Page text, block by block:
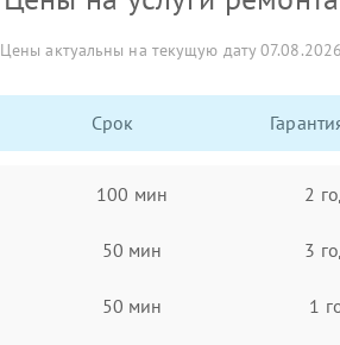
Цены актуальны на текущую дату 07.08.2026
Срок
100 мин 2
50 мин 3
50 мин 1